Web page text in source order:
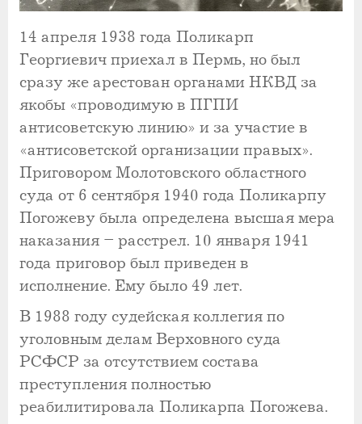
14 апреля 1938 года Поликарп
Георгиевич приехал в Пермь, но был
сразу же арестован органами НКВД за
якобы «проводимую в ПГПИ
антисоветскую линию» и за участие в
«антисоветской организации правых».
Приговором Молотовского областного
суда от 6 сентября 1940 года Поликарпу
Погожеву была определена высшая мера
наказания – расстрел. 10 января 1941
года приговор был приведен в
исполнение. Ему было 49 лет.
В 1988 году судейская коллегия по
уголовным делам Верховного суда
РСФСР за отсутствием состава
преступления полностью
реабилитировала Поликарпа Погожева.